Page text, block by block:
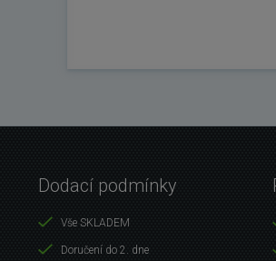
Dodací podmínky
Vše SKLADEM
Doručení do 2. dne